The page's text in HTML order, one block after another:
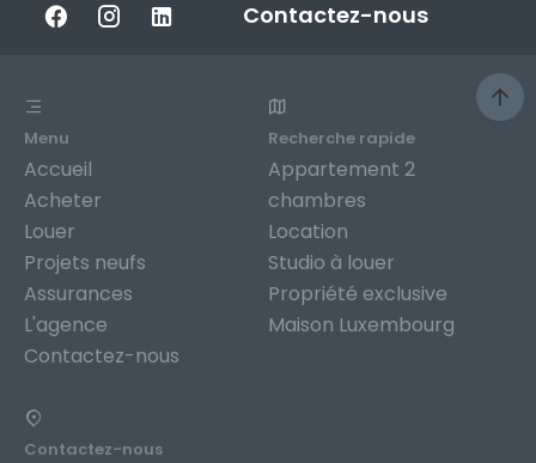
Contactez-nous
Menu
Accueil
Acheter
Louer
Projets neufs
Assurances
L'agence
Contactez-nous
Recherche rapide
Appartement 2
chambres
Location
Studio à louer
Propriété exclusive
Maison Luxembourg
Contactez-nous